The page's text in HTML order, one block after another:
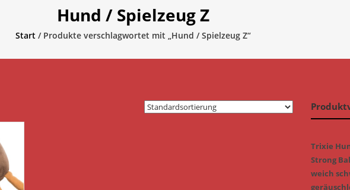
Hund / Spielzeug Z
Start/ Produkte verschlagwortet mit „Hund / Spielzeug Z“
Trixie
Strong
weich